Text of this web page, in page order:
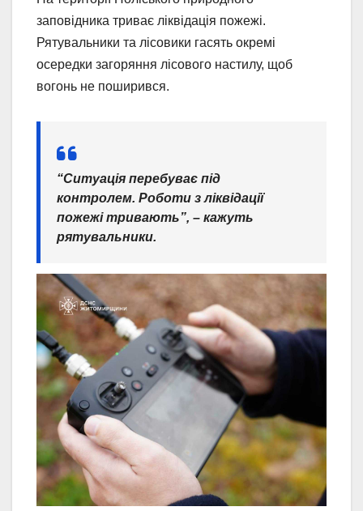
заповідника триває ліквідація пожежі.
Рятувальники та лісовики гасять окремі
осередки загоряння лісового настилу, щоб
вогонь не поширився.
“Ситуація перебуває під
контролем. Роботи з ліквідації
пожежі тривають”, – кажуть
рятувальники.